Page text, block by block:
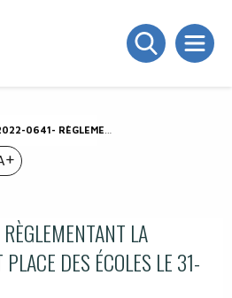
LA CIRCULATION RUE ET PLACE DES ÉCOLES LE 31-10-2022
LA
DES ÉCOLES LE 31-